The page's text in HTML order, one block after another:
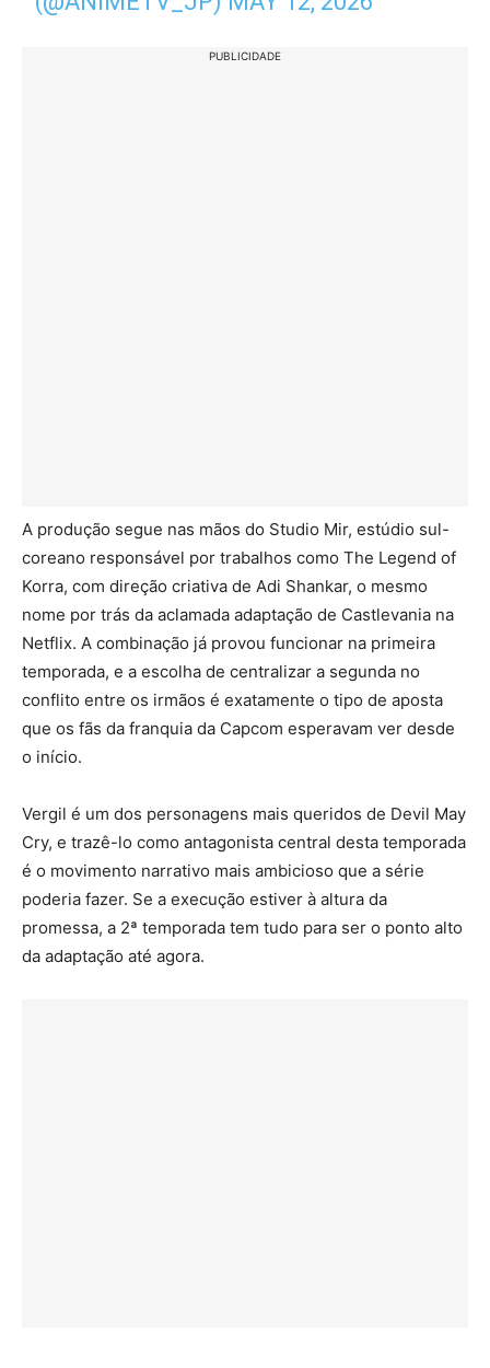
PUBLICIDADE
A produção segue nas mãos do Studio Mir, estúdio sul-
coreano responsável por trabalhos como The Legend of
Korra, com direção criativa de Adi Shankar, o mesmo
nome por trás da aclamada adaptação de Castlevania na
Netflix. A combinação já provou funcionar na primeira
temporada, e a escolha de centralizar a segunda no
conflito entre os irmãos é exatamente o tipo de aposta
que os fãs da franquia da Capcom esperavam ver desde
o início.
Vergil é um dos personagens mais queridos de Devil May
Cry, e trazê-lo como antagonista central desta temporada
é o movimento narrativo mais ambicioso que a série
poderia fazer. Se a execução estiver à altura da
promessa, a 2ª temporada tem tudo para ser o ponto alto
da adaptação até agora.